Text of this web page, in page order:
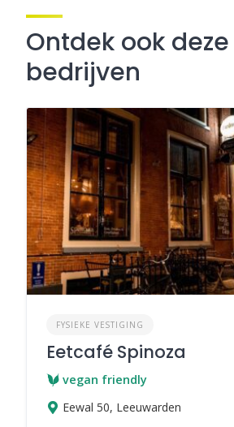
Ontdek ook deze
bedrijven
FYSIEKE VESTIGING
Eetcafé Spinoza
vegan friendly
Eewal 50, Leeuwarden